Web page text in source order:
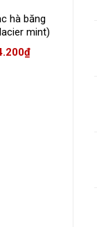
hà băng
mint)
1Lit
₫